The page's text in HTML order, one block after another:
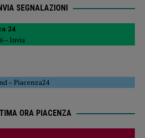
SEGNALAZIONI
24
– Invia
–Piacenza24
ORA PIACENZA